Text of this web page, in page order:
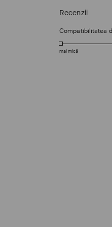
Recenzii
Compatibilitatea
mai mică